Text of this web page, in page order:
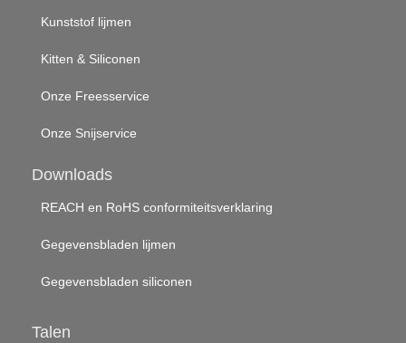
Kunststof lijmen
Kitten & Siliconen
Onze Freesservice
Onze Snijservice
Downloads
REACH en RoHS conformiteitsverklaring
Gegevensbladen lijmen
Gegevensbladen siliconen
Talen